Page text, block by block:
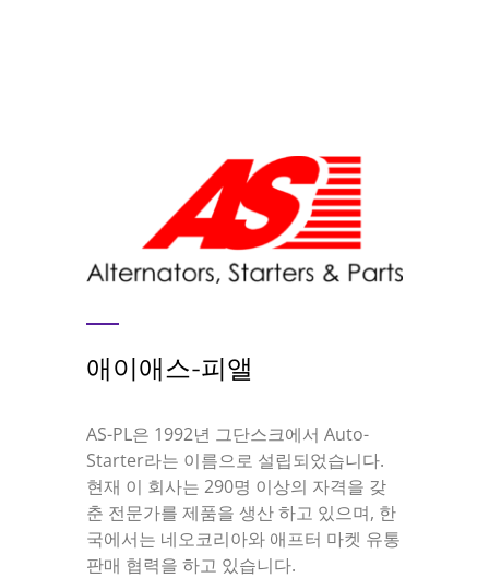
애이애스-피앨
AS-PL은 1992년 그단스크에서 Auto-
Starter라는 이름으로 설립되었습니다.
현재 이 회사는 290명 이상의 자격을 갖
춘 전문가를 제품을 생산 하고 있으며, 한
국에서는 네오코리아와 애프터 마켓 유통
판매 협력을 하고 있습니다.